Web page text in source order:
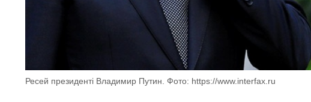
Ресей президенті Владимир Путин. Фото: https://www.interfax.ru